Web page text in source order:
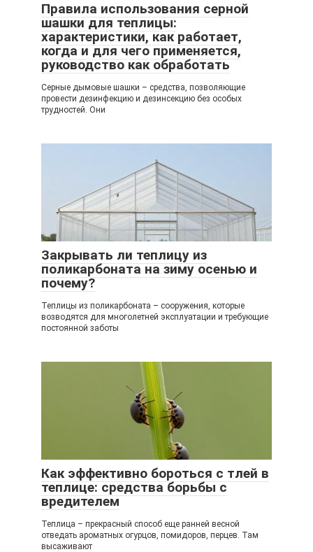
Правила использования серной
шашки для теплицы:
характеристики, как работает,
когда и для чего применяется,
руководство как обработать
Серные дымовые шашки – средства, позволяющие
провести дезинфекцию и дезинсекцию без особых
трудностей. Они
Закрывать ли теплицу из
поликарбоната на зиму осенью и
почему?
Теплицы из поликарбоната – сооружения, которые
возводятся для многолетней эксплуатации и требующие
постоянной заботы
Как эффективно бороться с тлей в
теплице: средства борьбы с
вредителем
Теплица – прекрасный способ еще ранней весной
отведать ароматных огурцов, помидоров, перцев. Там
высаживают